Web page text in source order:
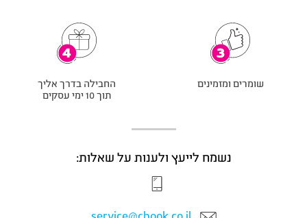
שומרים ומזמינים
החבילה בדרך אליך
תוך 10 ימי עסקים
נשמח לייעץ ולענות על שאלות: